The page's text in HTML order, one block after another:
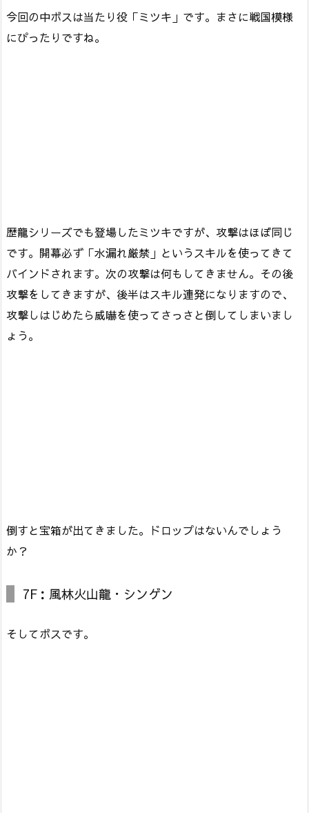
今回の中ボスは当たり役「ミツキ」です。まさに戦国模様
にぴったりですね。
歴龍シリーズでも登場したミツキですが、攻撃はほぼ同じ
です。開幕必ず「水漏れ厳禁」というスキルを使ってきて
バインドされます。次の攻撃は何もしてきません。その後
攻撃をしてきますが、後半はスキル連発になりますので、
攻撃しはじめたら威嚇を使ってさっさと倒してしまいまし
ょう。
倒すと宝箱が出てきました。ドロップはないんでしょう
か？
7F：風林火山龍・シンゲン
そしてボスです。